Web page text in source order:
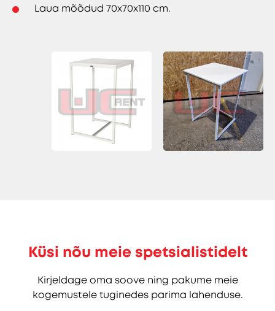
Laua mõõdud 70x70x110 cm.
Küsi nõu meie spetsialistidelt
Kirjeldage oma soove ning pakume meie
kogemustele tuginedes parima lahenduse.